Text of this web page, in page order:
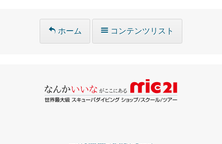
ホーム コンテンツリスト